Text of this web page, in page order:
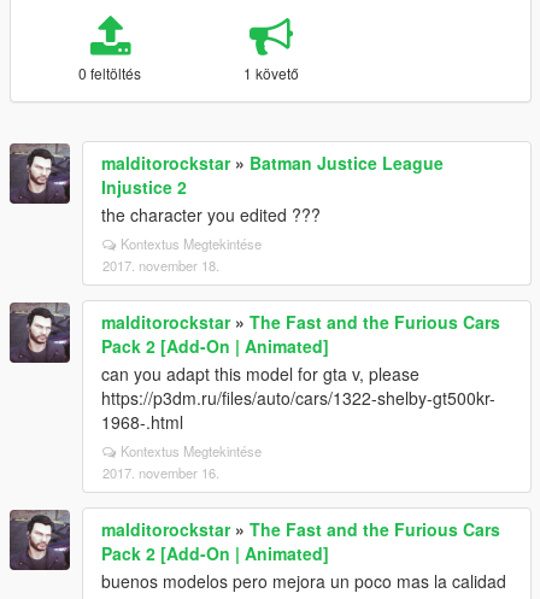
0 feltöltés 1 követő
malditorockstar» Batman Justice League
Injustice 2
the character you edited ???
Kontextus Megtekintése
2017. november 18.
malditorockstar» The Fast and the Furious Cars
Pack 2 [Add-On | Animated]
can you adapt this model for gta v, please
https://p3dm.ru/files/auto/cars/1322-shelby-gt500kr-
1968-.html
Kontextus Megtekintése
2017. november 16.
malditorockstar» The Fast and the Furious Cars
Pack 2 [Add-On | Animated]
buenos modelos pero mejora un poco mas la calidad